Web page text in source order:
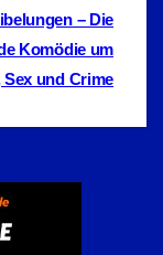
– Die
Komödie um
Sex und Crime